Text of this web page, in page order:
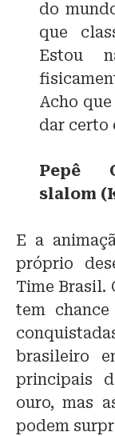
do
que
Estou
Acho
dar certo
Pepê
slalom
E a
próprio
Time Brasil.
tem
brasileiro
principais
ouro, mas
podem